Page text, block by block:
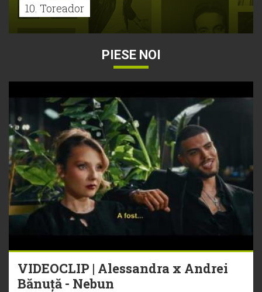
10. Toreador
PIESE NOI
VIDEOCLIP | Alessandra x Andrei
Bănuță - Nebun